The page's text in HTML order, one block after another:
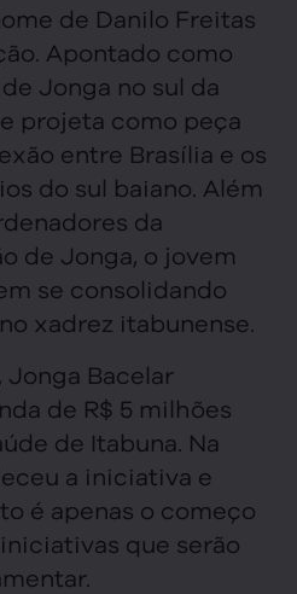
de Danilo Freitas
Apontado como
Jonga no sul da
projeta como peça
entre Brasília e os
do sul baiano. Além
da
de Jonga, o jovem
se consolidando
xadrez itabunense.
Jonga Bacelar
de R$ 5 milhões
de Itabuna. Na
a iniciativa e
é apenas o começo
que serão